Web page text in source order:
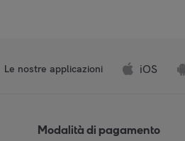
Le nostre applicazioni iOS
Modalità di pagamento